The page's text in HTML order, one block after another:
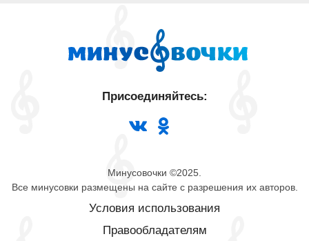
Минусовочки ©2025.
Все минусовки размещены на сайте с разрешения их авторов.
Условия использования
Правообладателям
Присоединяйтесь: